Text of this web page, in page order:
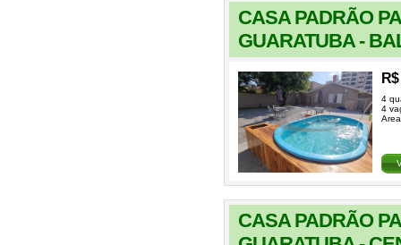
CASA PADRÃO
GUARATUBA -
4
4
CASA PADRÃO